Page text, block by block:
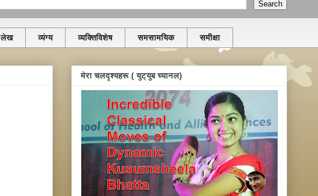
लेख व्यंग्य व्यक्तिविशेष समसामयिक समीक्षा
मेरा चलदृश्यहरू ( युट्युब च्यानल)